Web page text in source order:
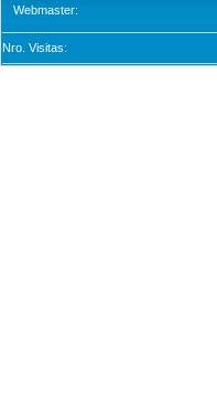
Webmaster:
Nro. Visitas: